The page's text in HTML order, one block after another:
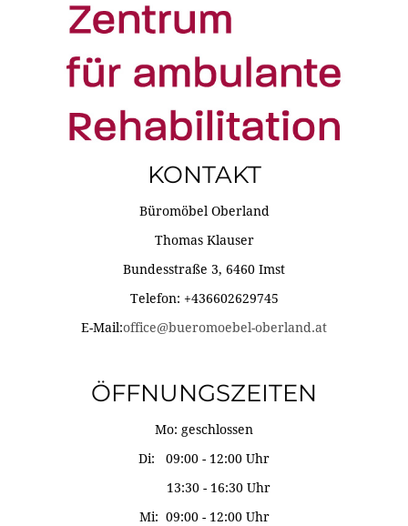
KONTAKT
Büromöbel Oberland
Thomas Klauser
Bundesstraße 3, 6460 Imst
Telefon: +436602629745
E-Mail:office@bueromoebel-oberland.at
ÖFFNUNGSZEITEN
Mo: geschlossen
Di: 09:00 - 12:00 Uhr
13:30 - 16:30 Uhr
Mi: 09:00 - 12:00 Uhr